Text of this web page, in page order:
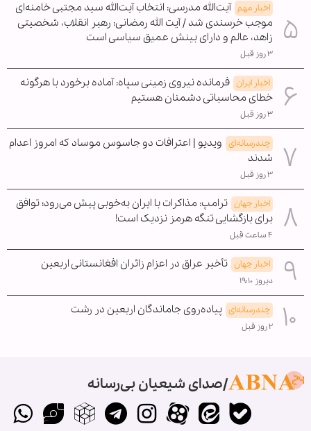
اخبار مهم آیت‌الله مدرسی: انتخاب آیت‌الله سید مجتبی خامنه‌ای
موجب خرسندی شد / آیت الله رمضانی: رهبر انقلاب، شخصیتی
زاهد، عالم و دارای بینش عمیق سیاسی است
۳ روز قبل
اخبار ایران فرمانده نیروی زمینی سپاه: آماده برخورد با هرگونه
خطای محاسباتی دشمنان هستیم
۳ روز قبل
چندرسانه‌ای ویدیو | اعترافات دو جاسوس موساد که امروز اعدام
شدند
۳ روز قبل
اخبار جهان ترامپ: مذاکرات با ایران به‌خوبی پیش می‌رود؛ توافق
برای بازگشایی تنگه هرمز نزدیک است!
۴ ساعت قبل
اخبار جهان تأخیر عراق در اعزام زائران افغانستانی اربعین
دیروز ۱۹:۱۰
چندرسانه‌ای پیاده‌روی جاماندگان اربعین در رشت
۲ روز قبل
صدای شیعیان بی‌رسانه